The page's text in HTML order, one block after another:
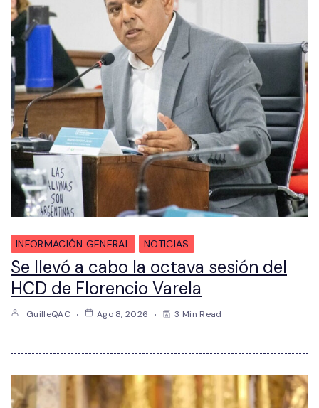
INFORMACIÓN GENERAL NOTICIAS
Se llevó a cabo la octava sesión del
HCD de Florencio Varela
GuilleQAC Ago 8, 2026 3 Min Read